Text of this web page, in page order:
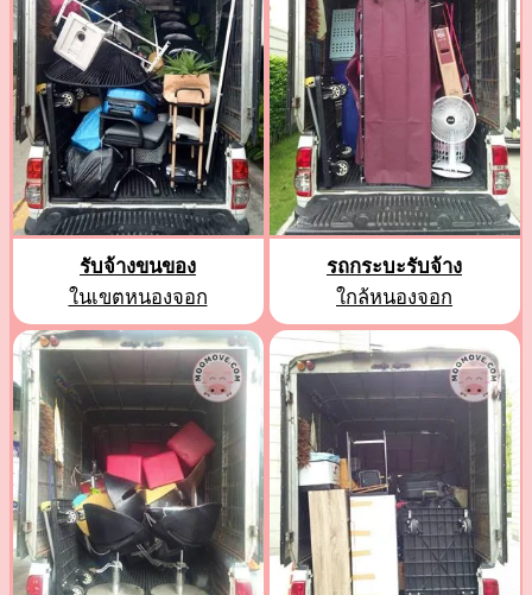
รับจ้างขนของ
ในเขตหนองจอก
รถกระบะรับจ้าง
ใกล้หนองจอก